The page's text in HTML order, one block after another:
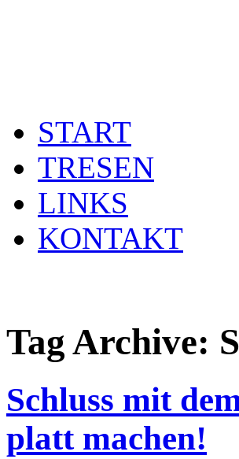
START
TRESEN
LINKS
KONTAKT
Tag Archive:
Schluss mit
platt machen!